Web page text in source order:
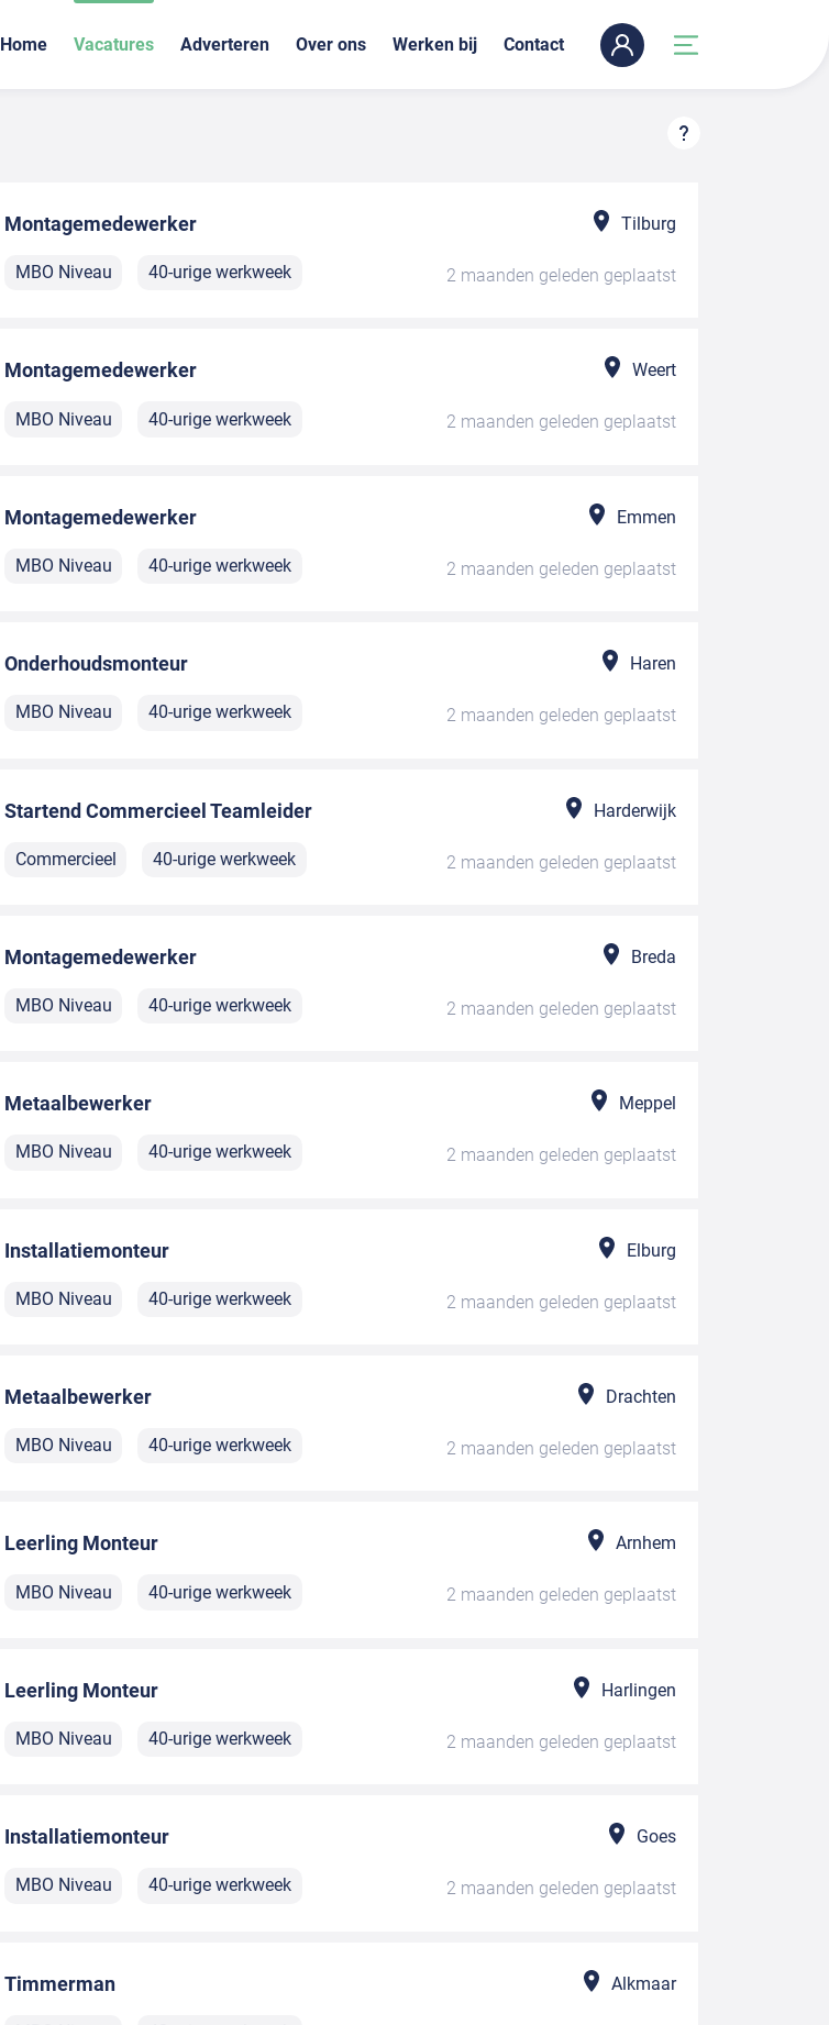
Home Vacatures Adverteren Over ons Werken bij Contact
Montagemedewerker Tilburg
MBO Niveau 40-urige werkweek 2 maanden geleden geplaatst
Montagemedewerker Weert
MBO Niveau 40-urige werkweek 2 maanden geleden geplaatst
Montagemedewerker Emmen
MBO Niveau 40-urige werkweek 2 maanden geleden geplaatst
Onderhoudsmonteur Haren
MBO Niveau 40-urige werkweek 2 maanden geleden geplaatst
Startend Commercieel Teamleider Harderwijk
Commercieel 40-urige werkweek 2 maanden geleden geplaatst
Montagemedewerker Breda
MBO Niveau 40-urige werkweek 2 maanden geleden geplaatst
Metaalbewerker Meppel
MBO Niveau 40-urige werkweek 2 maanden geleden geplaatst
Installatiemonteur Elburg
MBO Niveau 40-urige werkweek 2 maanden geleden geplaatst
Metaalbewerker Drachten
MBO Niveau 40-urige werkweek 2 maanden geleden geplaatst
Leerling Monteur Arnhem
MBO Niveau 40-urige werkweek 2 maanden geleden geplaatst
Leerling Monteur Harlingen
MBO Niveau 40-urige werkweek 2 maanden geleden geplaatst
Installatiemonteur Goes
MBO Niveau 40-urige werkweek 2 maanden geleden geplaatst
Timmerman Alkmaar